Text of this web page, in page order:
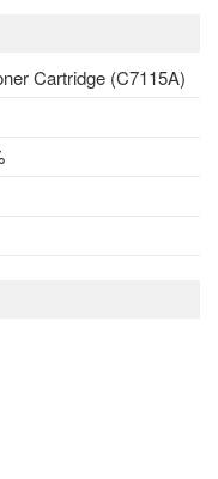
Cartridge (C7115A)